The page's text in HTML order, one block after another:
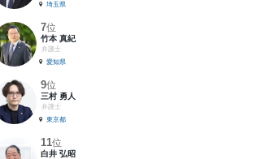
埼玉県
7位
竹本 真紀
弁護士
愛知県
9位
三村 勇人
弁護士
東京都
11位
白井 弘昭